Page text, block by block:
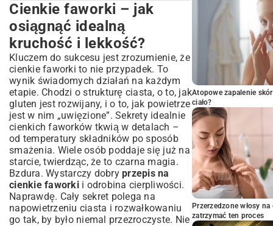
Cienkie faworki – jak osiągnąć idealną
kruchość i lekkość?
Sekrety doskonałego ciasta na faworki
Wybór składników – co jest kluczem do
sukcesu?
Krok po kroku: Kompletny przepis na
cienkie faworki
Przygotowanie ciasta – wyrabianie i
wałkowanie
Formowanie faworków – techniki i triki
Smażenie na złoty kolor – jak uniknąć
błędów?
Jak wałkować faworki, aby były idealnie
cienkie?
Niezbędne narzędzia i akcesoria
Praktyczne wskazówki dla początkujących
i zaawansowanych
Cienkie faworki – jak
osiągnąć idealną
kruchość i lekkość?
Kluczem do sukcesu jest zrozumienie, że
cienkie faworki to nie przypadek. To
wynik świadomych działań na każdym
etapie. Chodzi o strukturę ciasta, o to, jak
gluten jest rozwijany, i o to, jak powietrze
jest w nim „uwięzione”. Sekrety idealnie
cienkich faworków tkwią w detalach –
od temperatury składników po sposób
smażenia. Wiele osób poddaje się już na
starcie, twierdząc, że to czarna magia.
Bzdura. Wystarczy dobry przepis na
cienkie faworkii odrobina cierpliwości.
Naprawdę. Cały sekret polega na
napowietrzeniu ciasta i rozwałkowaniu
go tak, by było niemal przezroczyste. Nie
Atopowe zapalenie
ciało?
Przerzedzone włosy
zatrzymać ten proces